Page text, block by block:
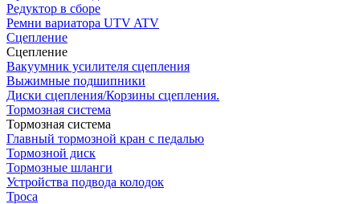
Редуктор в сборе
Ремни вариатора UTV ATV
Сцепление
Сцепление
Вакуумник усилителя сцепления
Выжимные подшипники
Диски сцепления/Корзины сцепления.
Тормозная система
Тормозная система
Главный тормозной кран с педалью
Тормозной диск
Тормозные шланги
Устройства подвода колодок
Троса